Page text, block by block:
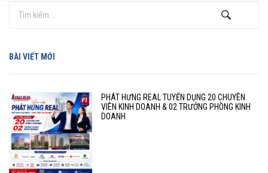
BÀI VIẾT MỚI
PHÁT HƯNG REAL TUYỂN DỤNG 20 CHUYÊN
VIÊN KINH DOANH & 02 TRƯỞNG PHÒNG KINH
DOANH